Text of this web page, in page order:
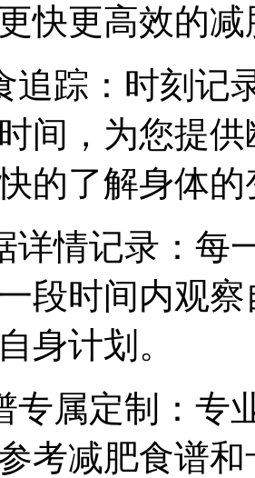
快更高效的
追踪：时刻记
间，为您提
的了解身体
详情记录：每
段时间内观
身计划。
专属定制：专
考减肥食谱